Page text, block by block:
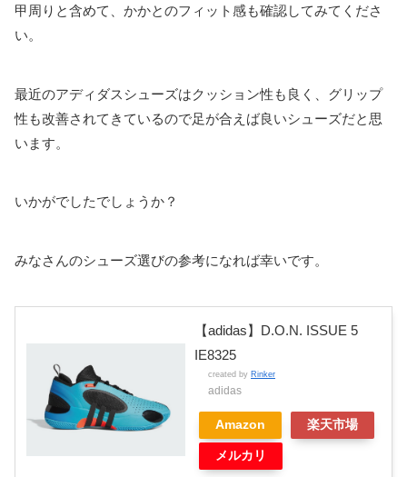
甲周りと含めて、かかとのフィット感も確認してみてくださ
い。
最近のアディダスシューズはクッション性も良く、グリップ
性も改善されてきているので足が合えば良いシューズだと思
います。
いかがでしたでしょうか？
みなさんのシューズ選びの参考になれば幸いです。
【adidas】D.O.N. ISSUE 5
IE8325
created by Rinker
adidas
Amazon 楽天市場
メルカリ